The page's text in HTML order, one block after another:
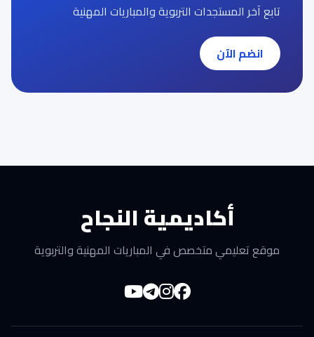
تابع آخر المستجدات التربوية والمباريات المهنية
انضم الآن
أكاديمية النجاح
موقع تعليمي متخصص في المباريات المهنية والتربوية